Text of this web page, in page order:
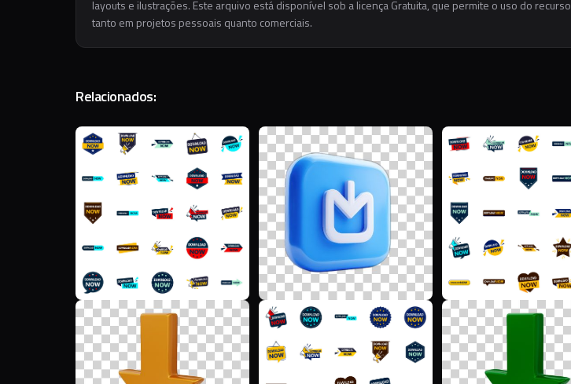
layouts e ilustrações. Este arquivo está disponível sob a licença Gratuita, que permite o uso do recurso
tanto em projetos pessoais quanto comerciais.
Relacionados:
F W
M F